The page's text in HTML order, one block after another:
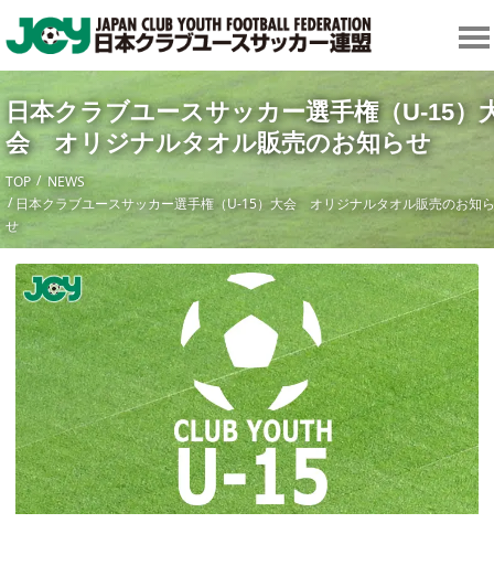
日本クラブユースサッカー選手権（U-15）
会 オリジナルタオル販売のお知らせ
TOP
NEWS
日本クラブユースサッカー選手権（U-15）大会 オリジナルタオル販売のお知ら
せ